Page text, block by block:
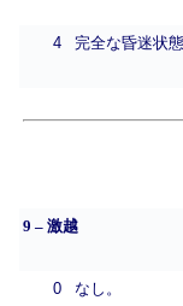
4 完全な昏迷状態
9 – 激越
0 なし。